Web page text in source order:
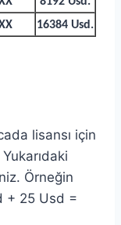
16384 Usd.
lisansı için
Örneğin
+ 25 Usd =